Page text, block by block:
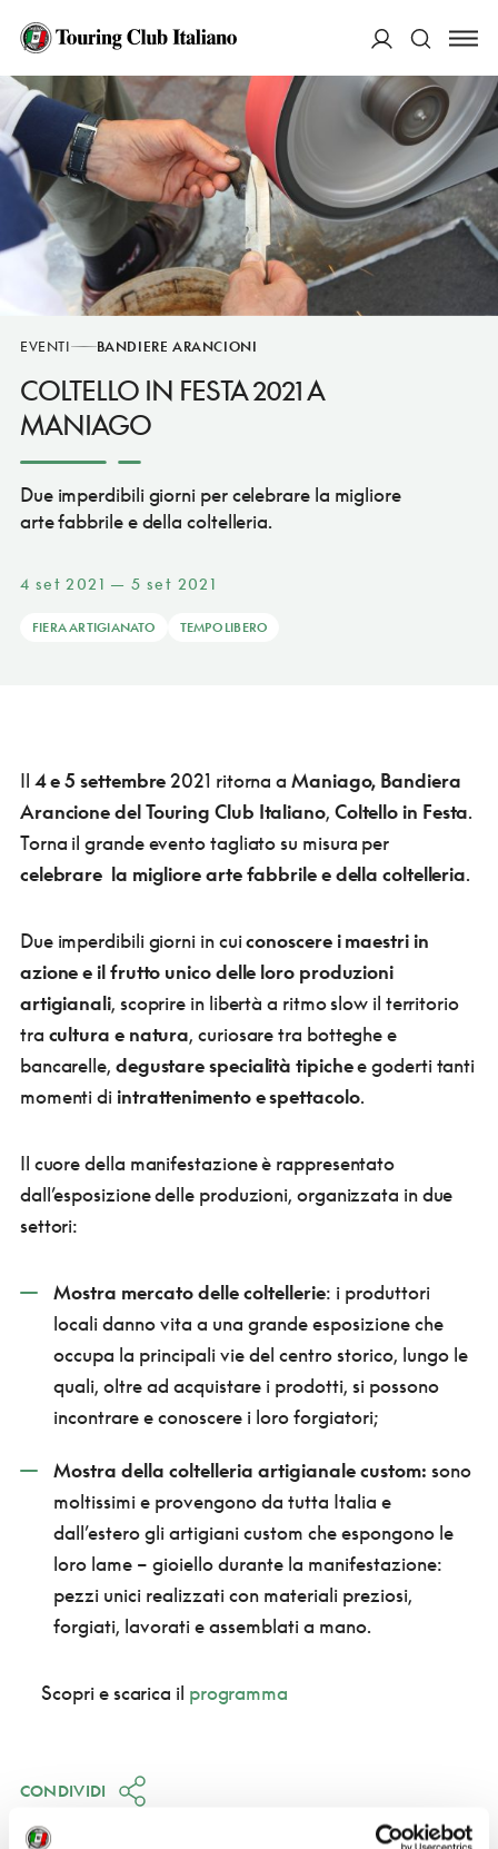
Cerca
EVENTI BANDIERE ARANCIONI
COLTELLO IN FESTA 2021 A
MANIAGO
Due imperdibili giorni per celebrare la migliore
arte fabbrile e della coltelleria.
4 set 2021 — 5 set 2021
FIERA ARTIGIANATO TEMPO LIBERO
Il 4 e 5 settembre2021 ritorna aManiago, Bandiera
Arancione del Touring Club Italiano, Coltello in Festa.
Torna il grande evento tagliato su misura per
celebrare la migliore arte fabbrile e della coltelleria.
Due imperdibili giorni in cuiconoscere i maestri in
azione e il frutto unico delle loro produzioni
artigianali, scoprire in libertà a ritmo slow il territorio
tra cultura e natura, curiosare tra botteghe e
bancarelle, degustare specialità tipichee goderti tanti
momenti di intrattenimento e spettacolo.
Il cuore della manifestazione è rappresentato
dall’esposizione delle produzioni, organizzata in due
settori:
Mostra mercato delle coltellerie: i produttori
locali danno vita a una grande esposizione che
occupa la principali vie del centro storico, lungo le
quali, oltre ad acquistare i prodotti, si possono
incontrare e conoscere i loro forgiatori;
Mostra della coltelleria artigianale custom: sono
moltissimi e provengono da tutta Italia e
dall’estero gli artigiani custom che espongono le
loro lame – gioiello durante la manifestazione:
pezzi unici realizzati con materiali preziosi,
forgiati, lavorati e assemblati a mano.
Scopri e scarica il programma
CONDIVIDI